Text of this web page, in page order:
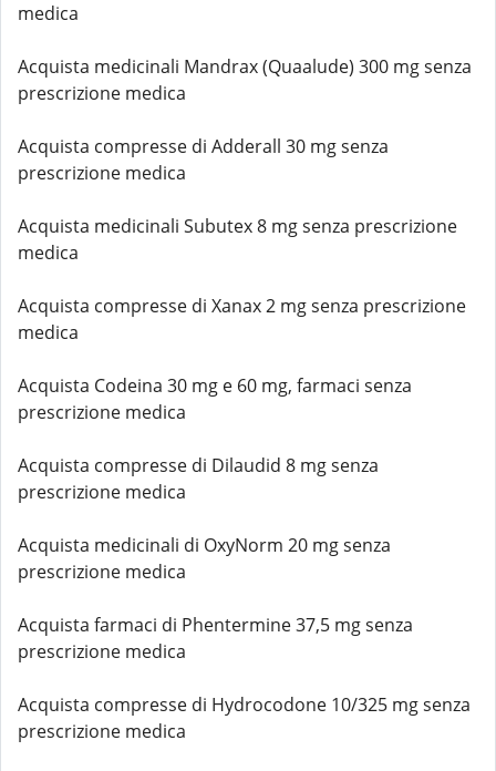
medica
Acquista medicinali Mandrax (Quaalude) 300 mg senza
prescrizione medica
Acquista compresse di Adderall 30 mg senza
prescrizione medica
Acquista medicinali Subutex 8 mg senza prescrizione
medica
Acquista compresse di Xanax 2 mg senza prescrizione
medica
Acquista Codeina 30 mg e 60 mg, farmaci senza
prescrizione medica
Acquista compresse di Dilaudid 8 mg senza
prescrizione medica
Acquista medicinali di OxyNorm 20 mg senza
prescrizione medica
Acquista farmaci di Phentermine 37,5 mg senza
prescrizione medica
Acquista compresse di Hydrocodone 10/325 mg senza
prescrizione medica